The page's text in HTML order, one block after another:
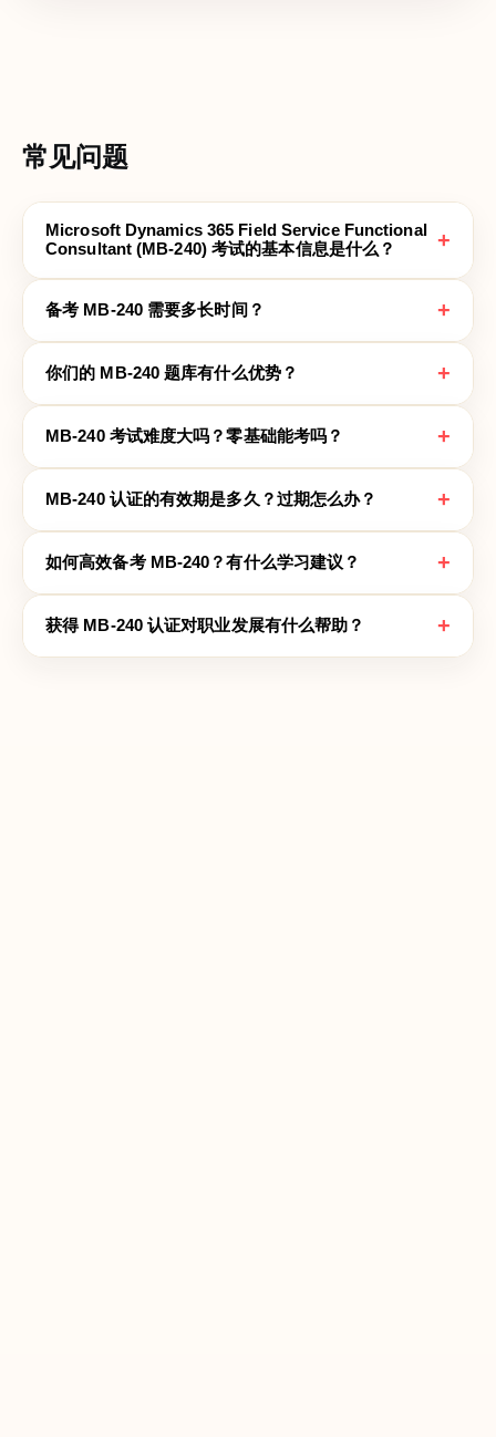
常见问题
Microsoft Dynamics 365 Field Service Functional
Consultant (MB-240) 考试的基本信息是什么？
+
备考 MB-240 需要多长时间？ +
你们的 MB-240 题库有什么优势？ +
MB-240 考试难度大吗？零基础能考吗？ +
MB-240 认证的有效期是多久？过期怎么办？ +
如何高效备考 MB-240？有什么学习建议？ +
获得 MB-240 认证对职业发展有什么帮助？ +